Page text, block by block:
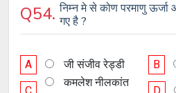
Q54.निम्न मे से कोण परमाणु ऊर्जा
गए है ?
A जी संजीव रेड्डी B
कमलेश नीलकांत